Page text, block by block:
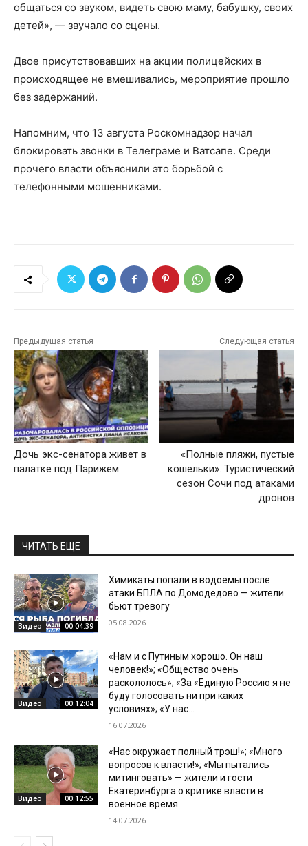
общаться со звуком, видеть свою маму, бабушку, своих
детей», — звучало со сцены.
Двое присутствовавших на акции полицейских в
происходящее не вмешивались, мероприятие прошло
без задержаний.
Напомним, что 13 августа Роскомнадзор начал
блокировать звонки в Телеграме и Ватсапе. Среди
прочего власти объяснили это борьбой с
телефонными мошенниками.
Предыдущая статья
Дочь экс-сенатора живет в
палатке под Парижем
Следующая статья
«Полные пляжи, пустые
кошельки». Туристический
сезон Сочи под атаками
дронов
ЧИТАТЬ ЕЩЕ
Видео 00:04:39
Химикаты попали в водоемы после
атаки БПЛА по Домодедово — жители
бьют тревогу
05.08.2026
Видео 00:12:04
«Нам и с Путиным хорошо. Он наш
человек!»; «Общество очень
раскололось»; «За «Единую Россию я не
буду голосовать ни при каких
условиях»; «У нас...
16.07.2026
Видео 00:12:55
«Нас окружает полный трэш!»; «Много
вопросов к власти!»; «Мы пытались
митинговать» — жители и гости
Екатеринбурга о критике власти в
военное время
14.07.2026